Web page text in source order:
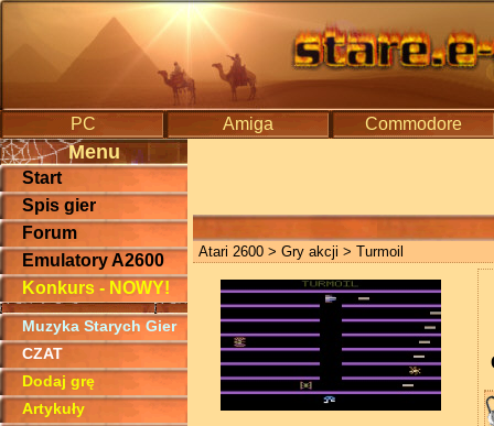
PC Amiga Commodore
Menu
Start
Spis gier
Forum
Emulatory A2600
Konkurs - NOWY!
Muzyka Starych Gier
CZAT
Dodaj grę
Artykuły
Atari 2600 > Gry akcji > Turmoil